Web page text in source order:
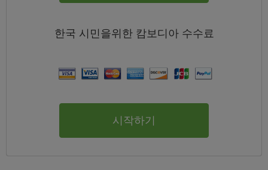
한국 시민을위한 캄보디아 수수료
시작하기